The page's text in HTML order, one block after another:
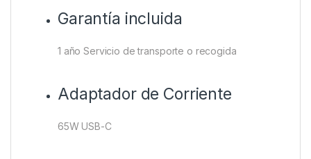
Garantía incluida
1 año Servicio de transporte o recogida
Adaptador de Corriente
65W USB-C